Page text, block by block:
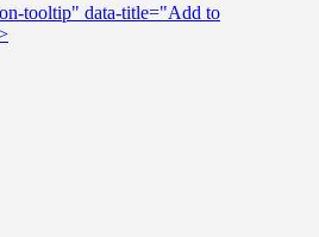
tooltip" data-title="Add to